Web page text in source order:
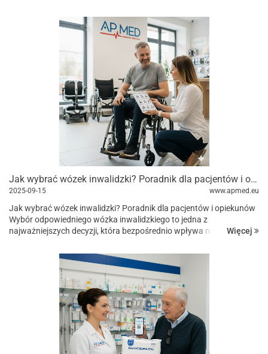
Jak wybrać wózek inwalidzki? Poradnik dla pacjentów i opiekunów
2025-09-15 www.apmed.eu
Jak wybrać wózek inwalidzki? Poradnik dla pacjentów i opiekunów
Wybór odpowiedniego wózka inwalidzkiego to jedna z
najważniejszych decyzji, która bezpośrednio wpływa na komfort,
Więcej